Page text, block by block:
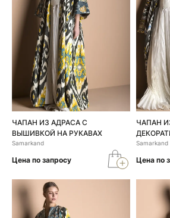
ЧАПАН ИЗ АДРАСА С
ВЫШИВКОЙ НА РУКАВАХ
Samarkand
Цена по запросу
ЧАПАН
Samarkand
Цена по